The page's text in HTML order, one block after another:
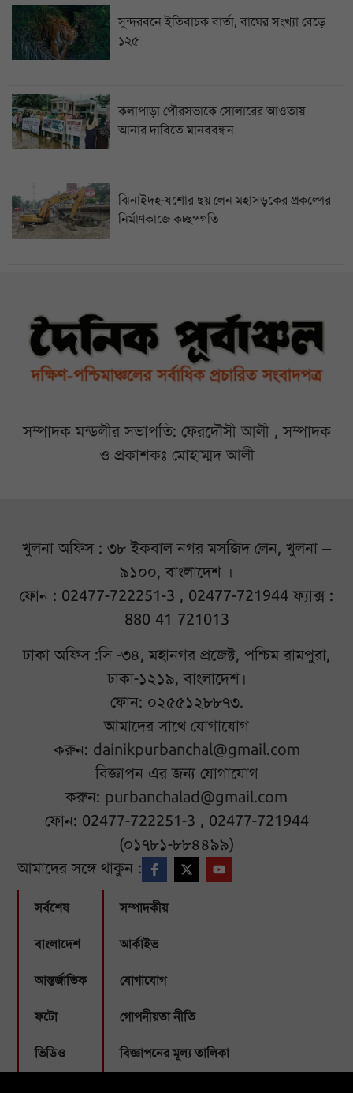
সুন্দরবনে ইতিবাচক বার্তা, বাঘের সংখ্যা বেড়ে
১২৫
কলাপাড়া পৌরসভাকে সোলারের আওতায়
আনার দাবিতে মানববন্ধন
ঝিনাইদহ-যশোর ছয় লেন মহাসড়কের প্রকল্পের
নির্মাণকাজে কচ্ছপগতি
সম্পাদক মন্ডলীর সভাপতি: ফেরদৌসী আলী , সম্পাদক
ও প্রকাশকঃ মোহাম্মদ আলী
খুলনা অফিস : ৩৮ ইকবাল নগর মসজিদ লেন, খুলনা –
৯১০০, বাংলাদেশ ।
ফোন : 02477-722251-3 , 02477-721944 ফ্যাক্স :
880 41 721013
ঢাকা অফিস :সি -৩৪, মহানগর প্রজেক্ট, পশ্চিম রামপুরা,
ঢাকা-১২১৯, বাংলাদেশ।
ফোন: ০২৫৫১২৮৮৭৩.
আমাদের সাথে যোগাযোগ
করুন: dainikpurbanchal@gmail.com
বিজ্ঞাপন এর জন্য যোগাযোগ
করুন: purbanchalad@gmail.com
ফোন: 02477-722251-3 , 02477-721944
(০১৭৮১-৮৮৪৪৯৯)
আমাদের সঙ্গে থাকুন :
সর্বশেষ
বাংলাদেশ
আন্তর্জাতিক
ফটো
ভিডিও
সম্পাদকীয়
আর্কাইভ
যোগাযোগ
গোপনীয়তা নীতি
বিজ্ঞাপনের মূল্য তালিকা